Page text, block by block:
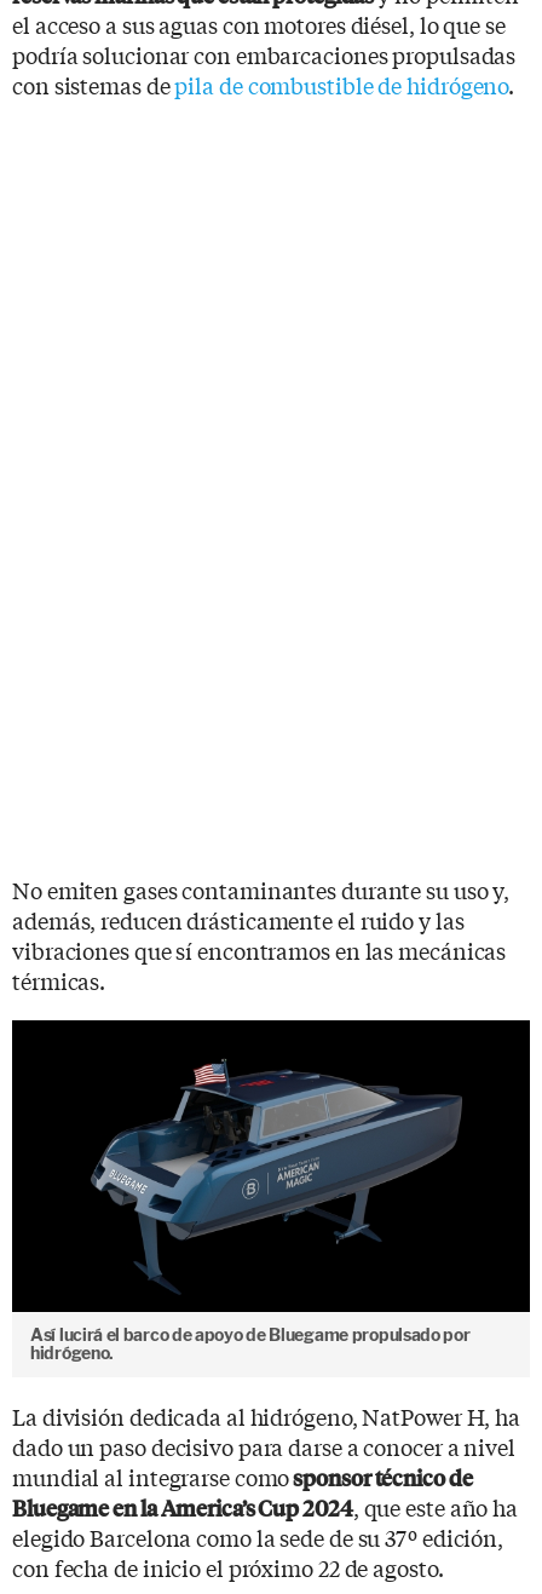
el acceso a sus aguas con motores diésel, lo que se
podría solucionar con embarcaciones propulsadas
con sistemas depila de combustible de hidrógeno.
No emiten gases contaminantes durante su uso y,
además, reducen drásticamente el ruido y las
vibraciones que sí encontramos en las mecánicas
térmicas.
Así lucirá el barco de apoyo de Bluegame propulsado por
hidrógeno.
La división dedicada al hidrógeno, NatPower H, ha
dado un paso decisivo para darse a conocer a nivel
mundial al integrarse comosponsor técnico de
Bluegame en la America’s Cup 2024, que este año ha
elegido Barcelona como la sede de su 37º edición,
con fecha de inicio el próximo 22 de agosto.